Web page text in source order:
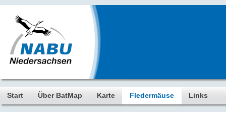
Start Über BatMap Karte Fledermäuse Links